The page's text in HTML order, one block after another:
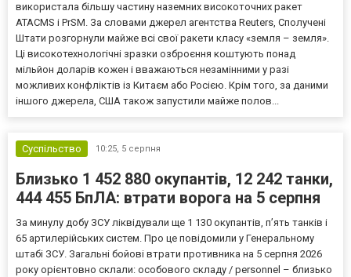
використала більшу частину наземних високоточних ракет
ATACMS і PrSM. За словами джерел агентства Reuters, Сполучені
Штати розгорнули майже всі свої ракети класу «земля – земля».
Ці високотехнологічні зразки озброєння коштують понад
мільйон доларів кожен і вважаються незамінними у разі
можливих конфліктів із Китаєм або Росією. Крім того, за даними
іншого джерела, США також запустили майже полов...
Суспільство 10:25, 5 серпня
Близько 1 452 880 окупантів, 12 242 танки,
444 455 БпЛА: втрати ворога на 5 серпня
За минулу добу ЗСУ ліквідували ще 1 130 окупантів, пʼять танків і
65 артилерійських систем. Про це повідомили у Генеральному
штабі ЗСУ. Загальні бойові втрати противника на 5 серпня 2026
року орієнтовно склали: особового складу / personnel – близько